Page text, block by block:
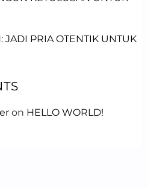
JADI PRIA OTENTIK UNTUK
on HELLO WORLD!